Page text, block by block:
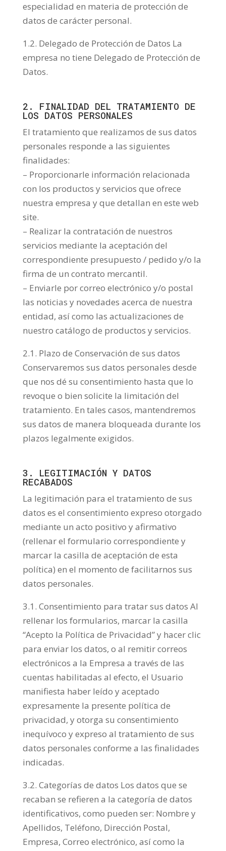
especialidad en materia de protección de
datos de carácter personal.
1.2. Delegado de Protección de Datos La
empresa no tiene Delegado de Protección de
Datos.
2. FINALIDAD DEL TRATAMIENTO DE
LOS DATOS PERSONALES
El tratamiento que realizamos de sus datos
personales responde a las siguientes
finalidades:
– Proporcionarle información relacionada
con los productos y servicios que ofrece
nuestra empresa y que detallan en este web
site.
– Realizar la contratación de nuestros
servicios mediante la aceptación del
correspondiente presupuesto / pedido y/o la
firma de un contrato mercantil.
– Enviarle por correo electrónico y/o postal
las noticias y novedades acerca de nuestra
entidad, así como las actualizaciones de
nuestro catálogo de productos y servicios.
2.1. Plazo de Conservación de sus datos
Conservaremos sus datos personales desde
que nos dé su consentimiento hasta que lo
revoque o bien solicite la limitación del
tratamiento. En tales casos, mantendremos
sus datos de manera bloqueada durante los
plazos legalmente exigidos.
3. LEGITIMACIÓN Y DATOS
RECABADOS
La legitimación para el tratamiento de sus
datos es el consentimiento expreso otorgado
mediante un acto positivo y afirmativo
(rellenar el formulario correspondiente y
marcar la casilla de aceptación de esta
política) en el momento de facilitarnos sus
datos personales.
3.1. Consentimiento para tratar sus datos Al
rellenar los formularios, marcar la casilla
“Acepto la Política de Privacidad” y hacer clic
para enviar los datos, o al remitir correos
electrónicos a la Empresa a través de las
cuentas habilitadas al efecto, el Usuario
manifiesta haber leído y aceptado
expresamente la presente política de
privacidad, y otorga su consentimiento
inequívoco y expreso al tratamiento de sus
datos personales conforme a las finalidades
indicadas.
3.2. Categorías de datos Los datos que se
recaban se refieren a la categoría de datos
identificativos, como pueden ser: Nombre y
Apellidos, Teléfono, Dirección Postal,
Empresa, Correo electrónico, así como la